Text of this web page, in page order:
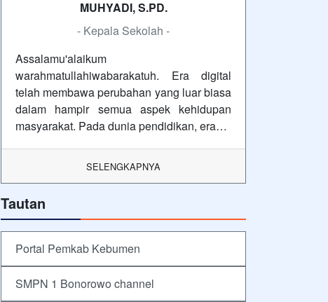
MUHYADI, S.PD.
- Kepala Sekolah -
Assalamu'alaikum
warahmatullahiwabarakatuh. Era digital
telah membawa perubahan yang luar biasa
dalam hampir semua aspek kehidupan
masyarakat. Pada dunia pendidikan, era…
SELENGKAPNYA
Tautan
Portal Pemkab Kebumen
SMPN 1 Bonorowo channel